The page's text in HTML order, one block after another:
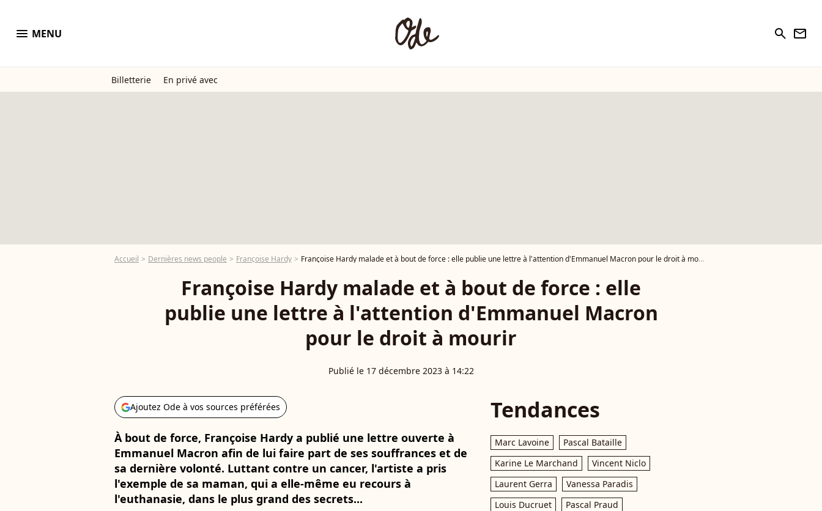
menu MENU search newsletter
Billetterie En privé avec
Accueil Dernières news people Françoise Hardy Françoise Hardy malade et à bout de force : elle publie une lettre à l'attention d'Emmanuel Macron pour le droit à mourir
Françoise Hardy malade et à bout de force : elle
publie une lettre à l'attention d'Emmanuel Macron
pour le droit à mourir
Publié le 17 décembre 2023 à 14:22
Ajoutez Ode à vos sources préférées
À bout de force, Françoise Hardy a publié une lettre ouverte à
Emmanuel Macron afin de lui faire part de ses souffrances et de
sa dernière volonté. Luttant contre un cancer, l'artiste a pris
l'exemple de sa maman, qui a elle-même eu recours à
l'euthanasie, dans le plus grand des secrets...
Tendances
Marc Lavoine
Pascal Bataille
Karine Le Marchand
Vincent Niclo
Laurent Gerra
Vanessa Paradis
Louis Ducruet
Pascal Praud